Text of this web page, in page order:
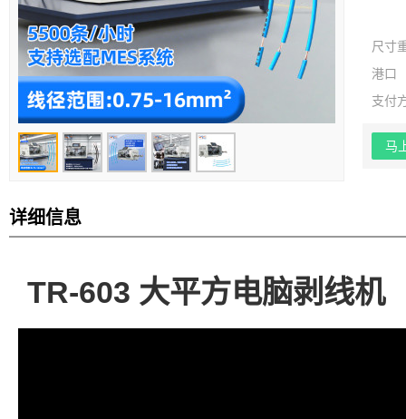
尺寸
港口
支付
马
详细信息
TR-603 大平方电脑剥线机